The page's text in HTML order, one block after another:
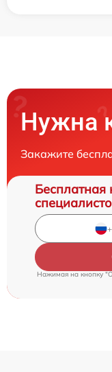
Нужна
Закажите
Бесплатная
Нажимая на кнопку